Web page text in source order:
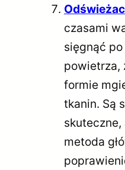
czasami
sięgnąć
powietrza,
formie
tkanin. Są
metoda